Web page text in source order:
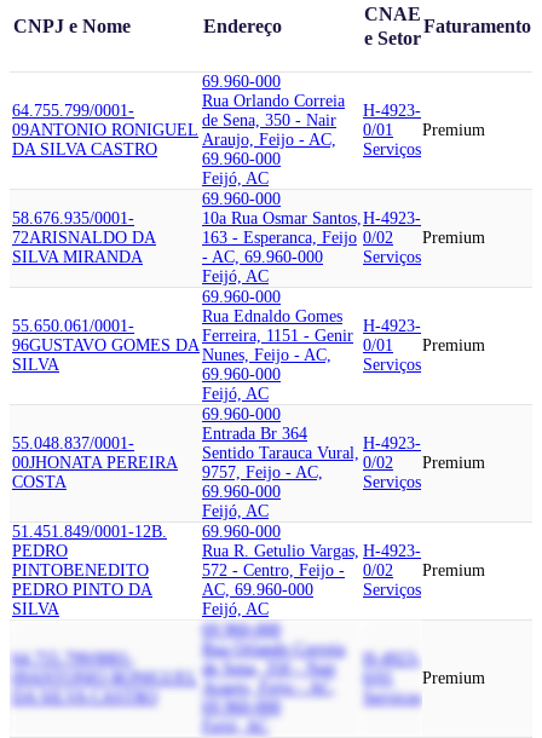
CNPJ e Nome Endereço
CNAE
e Setor
Faturamento
64.755.799/0001-
09ANTONIO RONIGUEL
DA SILVA CASTRO
69.960-000
Rua Orlando Correia
de Sena, 350 - Nair
Araujo, Feijo - AC,
69.960-000
Feijó, AC
H-4923-
0/01
Serviços
Premium
58.676.935/0001-
72ARISNALDO DA
SILVA MIRANDA
69.960-000
10a Rua Osmar Santos,
163 - Esperanca, Feijo
- AC, 69.960-000
Feijó, AC
H-4923-
0/02
Serviços
Premium
55.650.061/0001-
96GUSTAVO GOMES DA
SILVA
69.960-000
Rua Ednaldo Gomes
Ferreira, 1151 - Genir
Nunes, Feijo - AC,
69.960-000
Feijó, AC
H-4923-
0/01
Serviços
Premium
55.048.837/0001-
00JHONATA PEREIRA
COSTA
69.960-000
Entrada Br 364
Sentido Tarauca Vural,
9757, Feijo - AC,
69.960-000
Feijó, AC
H-4923-
0/02
Serviços
Premium
51.451.849/0001-12B.
PEDRO
PINTOBENEDITO
PEDRO PINTO DA
SILVA
69.960-000
Rua R. Getulio Vargas,
572 - Centro, Feijo -
AC, 69.960-000
Feijó, AC
H-4923-
0/02
Serviços
Premium
64.755.799/0001-
ANTONIO RONIGUEL
DA SILVA CASTRO
69.960-000
Rua Orlando Correia
de Sena, 350 - Nair
Araujo, Feijo - AC,
69.960-000
Feijó, AC
H-4923-
Serviços
Premium